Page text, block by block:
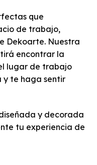
que
de trabajo,
Dekoarte. Nuestra
encontrar la
lugar de trabajo
y te haga sentir
y decorada
tu experiencia de